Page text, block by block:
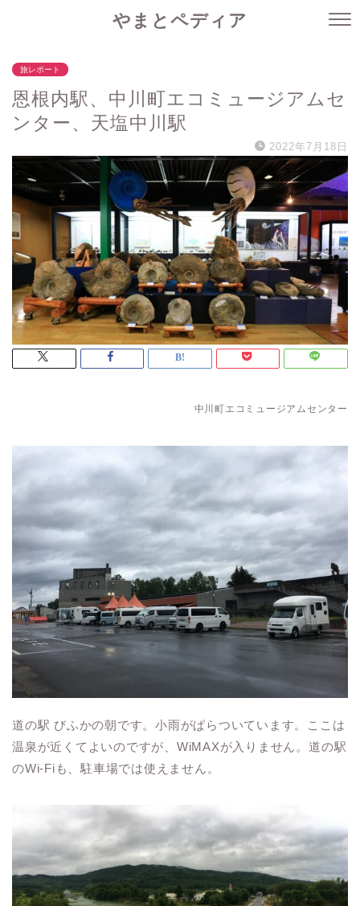
やまとペディア
旅レポート
恩根内駅、中川町エコミュージアムセ
ンター、天塩中川駅
2022年7月18日
中川町エコミュージアムセンター
道の駅 びふかの朝です。小雨がぱらついています。ここは
温泉が近くてよいのですが、WiMAXが入りません。道の駅
のWi-Fiも、駐車場では使えません。